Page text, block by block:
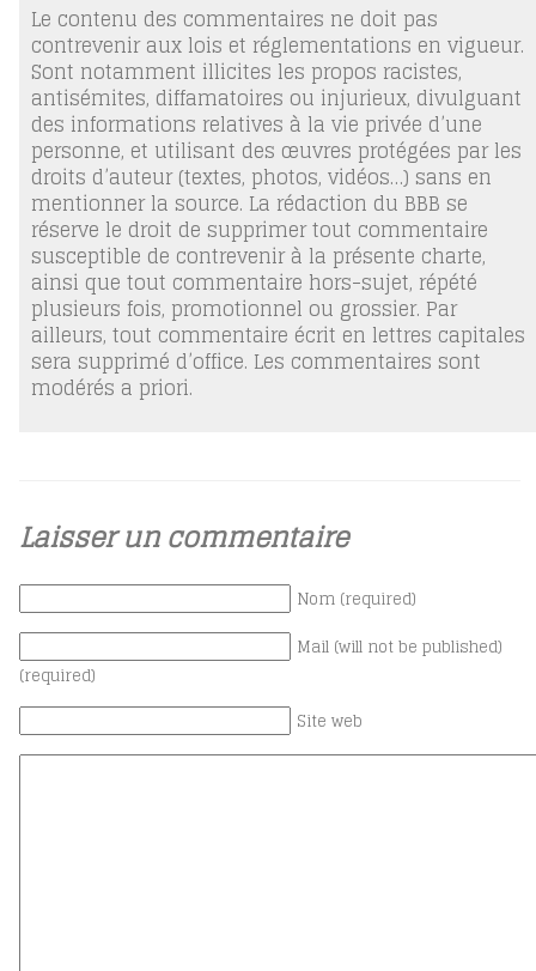
Le contenu des commentaires ne doit pas
contrevenir aux lois et réglementations en vigueur.
Sont notamment illicites les propos racistes,
antisémites, diffamatoires ou injurieux, divulguant
des informations relatives à la vie privée d’une
personne, et utilisant des œuvres protégées par les
droits d’auteur (textes, photos, vidéos…) sans en
mentionner la source. La rédaction du BBB se
réserve le droit de supprimer tout commentaire
susceptible de contrevenir à la présente charte,
ainsi que tout commentaire hors-sujet, répété
plusieurs fois, promotionnel ou grossier. Par
ailleurs, tout commentaire écrit en lettres capitales
sera supprimé d’office. Les commentaires sont
modérés a priori.
Laisser un commentaire
Nom (required)
Mail (will not be published)
(required)
Site web